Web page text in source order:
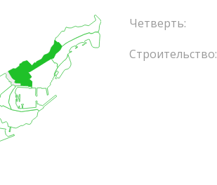
Четверть:
Строительство: